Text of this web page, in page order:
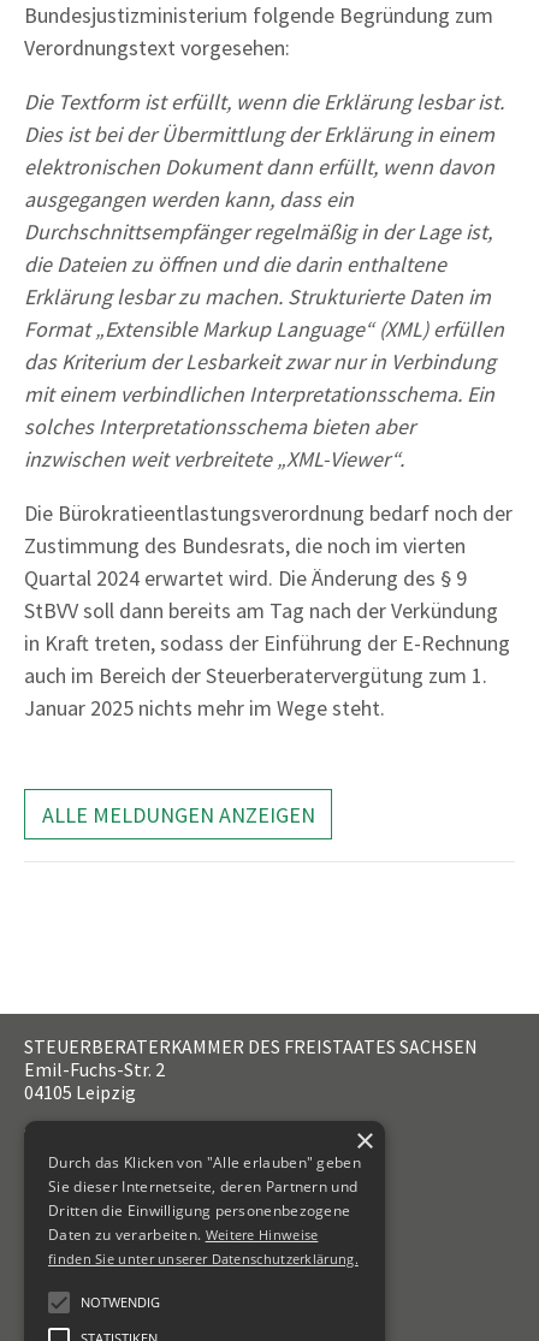
Bundesjustizministerium folgende Begründung zum
Verordnungstext vorgesehen:
Die Textform ist erfüllt, wenn die Erklärung lesbar ist.
Dies ist bei der Übermittlung der Erklärung in einem
elektronischen Dokument dann erfüllt, wenn davon
ausgegangen werden kann, dass ein
Durchschnittsempfänger regelmäßig in der Lage ist,
die Dateien zu öffnen und die darin enthaltene
Erklärung lesbar zu machen. Strukturierte Daten im
Format „Extensible Markup Language“ (XML) erfüllen
das Kriterium der Lesbarkeit zwar nur in Verbindung
mit einem verbindlichen Interpretationsschema. Ein
solches Interpretationsschema bieten aber
inzwischen weit verbreitete „XML-Viewer“.
Die Bürokratieentlastungsverordnung bedarf noch der
Zustimmung des Bundesrats, die noch im vierten
Quartal 2024 erwartet wird. Die Änderung des § 9
StBVV soll dann bereits am Tag nach der Verkündung
in Kraft treten, sodass der Einführung der E-Rechnung
auch im Bereich der Steuerberatervergütung zum 1.
Januar 2025 nichts mehr im Wege steht.
ALLE MELDUNGEN ANZEIGEN
STEUERBERATERKAMMER DES FREISTAATES SACHSEN
Emil-Fuchs-Str. 2
04105 Leipzig
kammer@sbk-sachsen.de
KONTAKT
IMPRESSUM
ERKLÄRUNG ZUR BARRIEREFREIHEIT
×
Durch das Klicken von "Alle erlauben" geben
Sie dieser Internetseite, deren Partnern und
Dritten die Einwilligung personenbezogene
Daten zu verarbeiten. Weitere Hinweise
finden Sie unter unserer Datenschutzerklärung.
NOTWENDIG